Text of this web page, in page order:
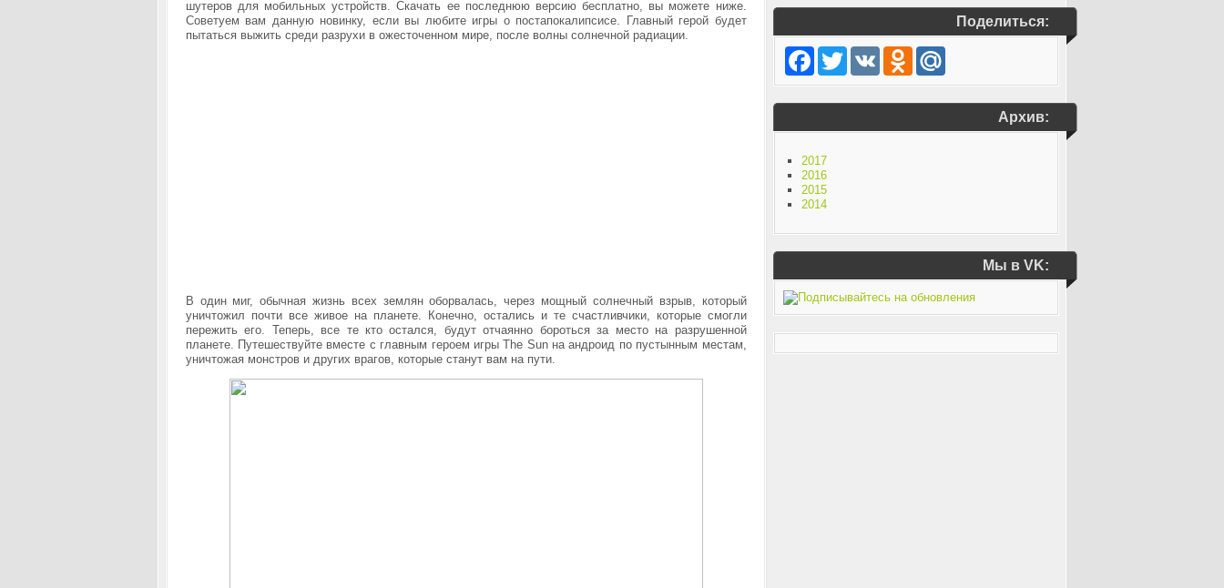
шутеров для мобильных устройств. Скачать ее последнюю версию бесплатно, вы можете ниже.
Советуем вам данную новинку, если вы любите игры о постапокалипсисе. Главный герой будет
пытаться выжить среди разрухи в ожесточенном мире, после волны солнечной радиации.
В один миг, обычная жизнь всех землян оборвалась, через мощный солнечный взрыв, который
уничтожил почти все живое на планете. Конечно, остались и те счастливчики, которые смогли
пережить его. Теперь, все те кто остался, будут отчаянно бороться за место на разрушенной
планете. Путешествуйте вместе с главным героем игрыThe Sun на андроид по пустынным местам,
уничтожая монстров и других врагов, которые станут вам на пути.
Поделиться:
FacebookTwitter VK Odnoklassniki
Архив:
2017
2016
2015
2014
Мы в VK: